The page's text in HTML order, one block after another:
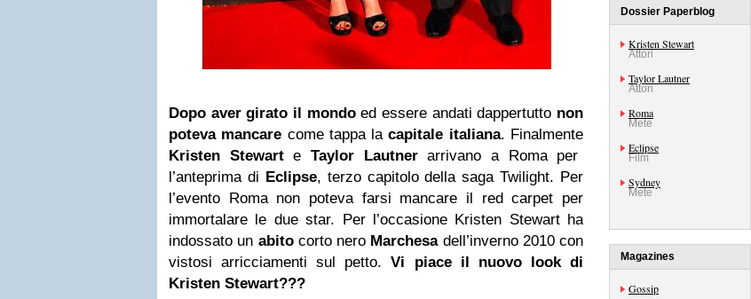
Dopo aver girato il mondoed essere andati dappertutto non
poteva mancare come tappa lacapitale italiana. Finalmente
Kristen Stewart eTaylor Lautnerarrivano a Roma per
l’anteprima di Eclipse, terzo capitolo della saga Twilight. Per
l’evento Roma non poteva farsi mancare il red carpet per
immortalare le due star. Per l’occasione Kristen Stewart ha
indossato un abitocorto nero Marchesadell’inverno 2010 con
vistosi arricciamenti sul petto. Vi piace il nuovo look di
Kristen Stewart???
Dossier Paperblog
Kristen Stewart
Attori
Taylor Lautner
Attori
Roma
Mete
Eclipse
Film
Sydney
Mete
Magazines
Gossip